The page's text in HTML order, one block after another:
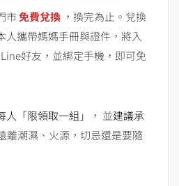
市免費兌換 ，換完為止。兌換
人攜帶媽媽手冊與證件，將入
好友，並綁定手機，即可免
人「限領取一組」 ， 並建議承
離潮濕、火源，切忌還是要隨